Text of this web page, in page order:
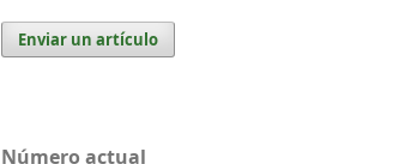
Enviar un artículo
Número actual